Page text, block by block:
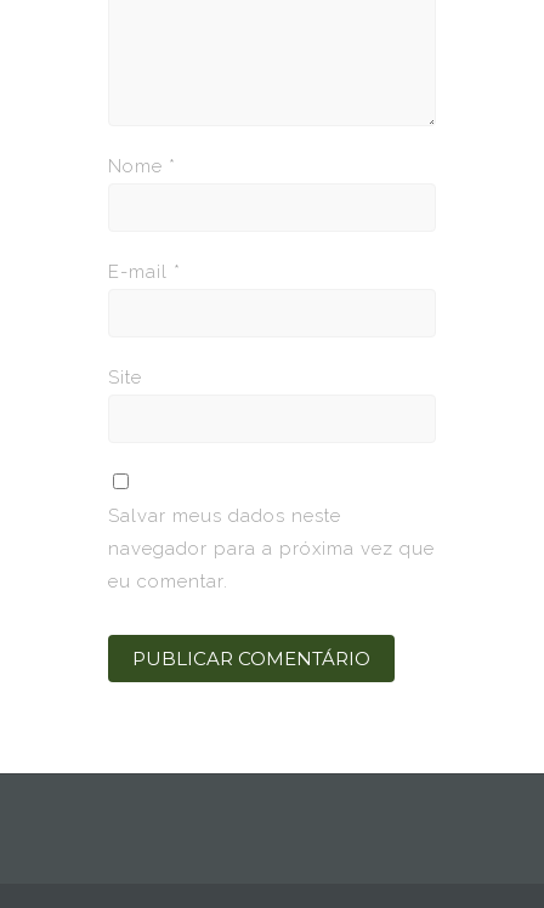
Nome *
E-mail *
Site
Salvar meus dados neste
navegador para a próxima vez que
eu comentar.